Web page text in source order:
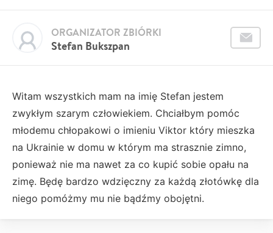
Stefan Bukszpan
ORGANIZATOR ZBIÓRKI
Witam wszystkich mam na imię Stefan jestem
zwykłym szarym człowiekiem. Chciałbym pomóc
młodemu chłopakowi o imieniu Viktor który mieszka
na Ukrainie w domu w którym ma strasznie zimno,
ponieważ nie ma nawet za co kupić sobie opału na
zimę. Będę bardzo wdzięczny za każdą złotówkę dla
niego pomóżmy mu nie bądźmy obojętni.